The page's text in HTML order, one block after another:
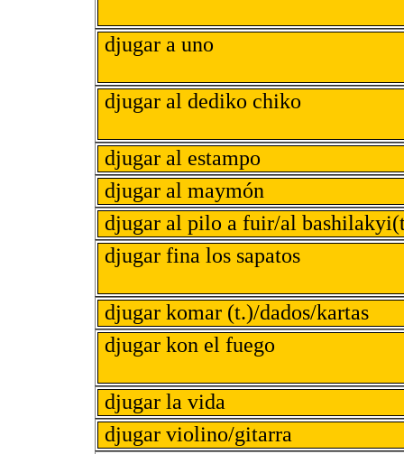
djugar a uno
djugar al dediko chiko
djugar al estampo
djugar al maymón
djugar al pilo a fuir/al
djugar fina los sapatos
djugar komar (t.)/dados/kartas
djugar kon el fuego
djugar la vida
djugar violino/gitarra